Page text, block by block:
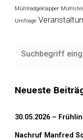
Mühlradgeklapper
Umfrage
Neueste
30.05.2026 –
Nachruf Manfred